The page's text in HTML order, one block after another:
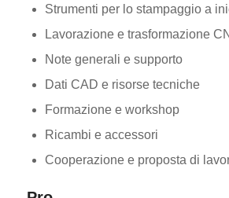
Strumenti per lo stampaggio a
Lavorazione e trasformazione
Note generali e supporto
Dati CAD e risorse tecniche
Formazione e workshop
Ricambi e accessori
Cooperazione e proposta di